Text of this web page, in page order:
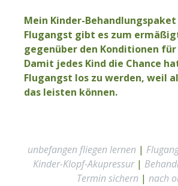
Mein Kinder-
Flugangst gibt es zum
gegenüber den Konditionen für
Damit jedes Kind die Chance
Flugangst los zu werden, weil
das leisten können.
unbefangen fliegen lernen |
Kinder-Klopf-Akupressur|
Termin sichern| nach